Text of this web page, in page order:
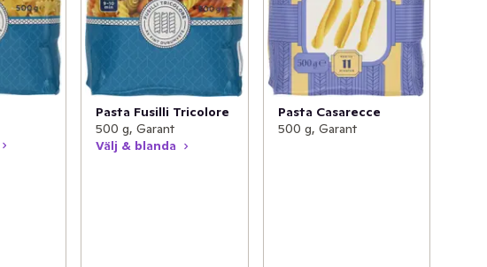
Pasta Fusilli Tricolore
500 g, Garant
Välj & blanda
Pasta Casarecce
500 g, Garant